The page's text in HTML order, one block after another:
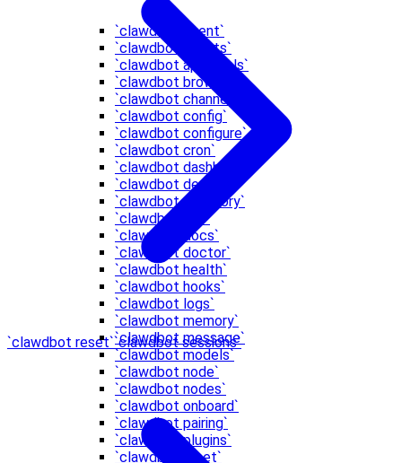
`clawdbot agent`
`clawdbot agents`
`clawdbot approvals`
`clawdbot browser`
`clawdbot channels`
`clawdbot config`
`clawdbot configure`
`clawdbot cron`
`clawdbot dashboard`
`clawdbot devices`
`clawdbot directory`
`clawdbot dns`
`clawdbot docs`
`clawdbot doctor`
`clawdbot health`
`clawdbot hooks`
`clawdbot logs`
`clawdbot memory`
`clawdbot message`
`clawdbot models`
`clawdbot node`
`clawdbot nodes`
`clawdbot onboard`
`clawdbot pairing`
`clawdbot plugins`
`clawdbot reset`
`clawdbot reset``clawdbot sessions`